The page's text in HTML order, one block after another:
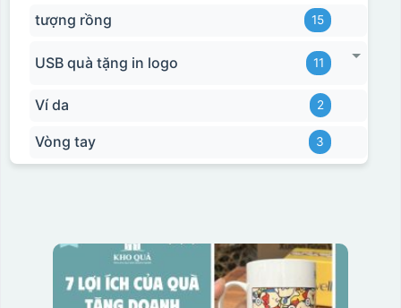
tượng rồng 15
USB quà tặng in logo 11
Ví da 2
Vòng tay 3